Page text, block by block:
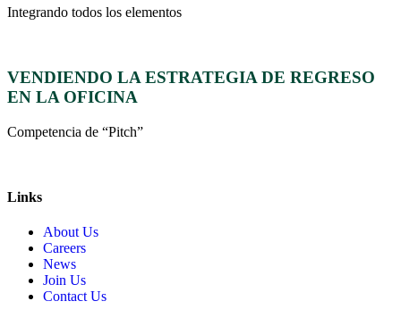
Integrando todos los elementos
VENDIENDO LA ESTRATEGIA DE REGRESO
EN LA OFICINA
Competencia de “Pitch”
Links
About Us
Careers
News
Join Us
Contact Us